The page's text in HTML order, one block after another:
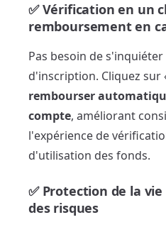
✅ Vérification en un
remboursement en
Pas besoin de s'inquiéter
d'inscription. Cliquez sur
rembourser
compte, améliorant
l'expérience de
d'utilisation des fonds.
✅ Protection de la
des risques